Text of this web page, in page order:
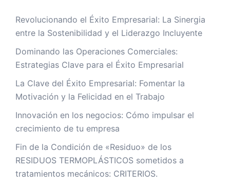
Revolucionando el Éxito Empresarial: La Sinergia
entre la Sostenibilidad y el Liderazgo Incluyente
Dominando las Operaciones Comerciales:
Estrategias Clave para el Éxito Empresarial
La Clave del Éxito Empresarial: Fomentar la
Motivación y la Felicidad en el Trabajo
Innovación en los negocios: Cómo impulsar el
crecimiento de tu empresa
Fin de la Condición de «Residuo» de los
RESIDUOS TERMOPLÁSTICOS sometidos a
tratamientos mecánicos: CRITERIOS.